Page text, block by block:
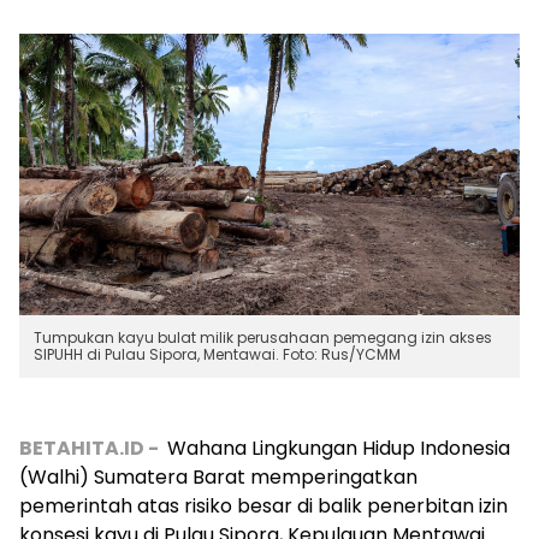
Tumpukan kayu bulat milik perusahaan pemegang izin akses
SIPUHH di Pulau Sipora, Mentawai. Foto: Rus/YCMM
BETAHITA.ID - Wahana Lingkungan Hidup Indonesia
(Walhi) Sumatera Barat memperingatkan
pemerintah atas risiko besar di balik penerbitan izin